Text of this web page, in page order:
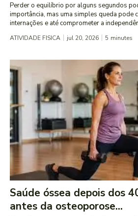
Perder o equilíbrio por alguns segundos
importância, mas uma simples queda pode
internações e até comprometer a
ATIVIDADE FISICA jul 20, 2026 5 minutes
Saúde óssea depois dos
antes da osteoporose...